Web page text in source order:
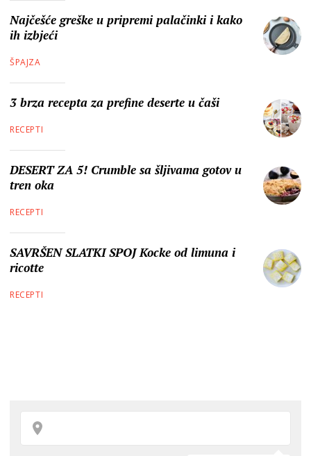
Najčešće greške u pripremi palačinki i kako
ih izbjeći
ŠPAJZA
3 brza recepta za prefine deserte u čaši
RECEPTI
DESERT ZA 5! Crumble sa šljivama gotov u
tren oka
RECEPTI
SAVRŠEN SLATKI SPOJ Kocke od limuna i
ricotte
RECEPTI